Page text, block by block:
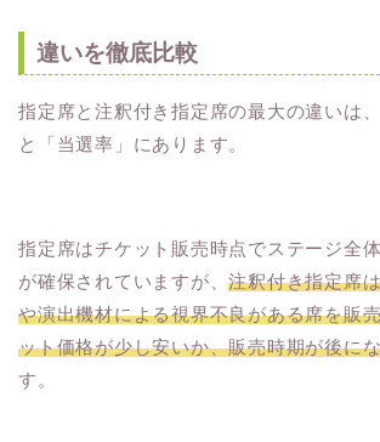
違いを徹底比較
指定席と注釈付き指定席の最大の違いは
と「当選率」にあります。
指定席はチケット販売時点でステージ全
が確保されていますが、注釈付き指定席
や演出機材による視界不良がある席を販
ット価格が少し安いか、販売時期が後に
す。